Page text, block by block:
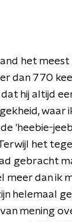
het
dan 770
dat hij altijd
waar
'heebie-
het
gebracht
meer dan ik
helemaal
mening